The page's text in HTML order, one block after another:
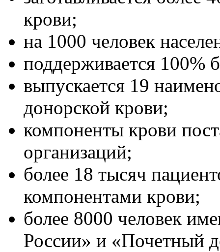
крови;
на 1000 человек
поддерживается 100%
выпускается 19
донорской крови;
компоненты крови
организаций;
более 18 тысяч
компонентами крови;
более 8000 человек
России» и «Почетный